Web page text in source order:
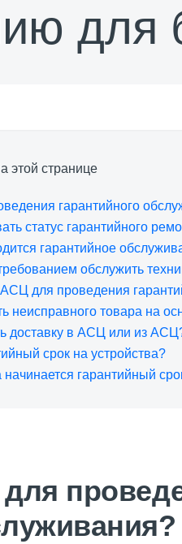
для
этой странице
гарантийного
статус гарантийного
гарантийное
обслужить
для проведения
неисправного товара на
доставку в АСЦ или из
срок на устройства?
гарантийный